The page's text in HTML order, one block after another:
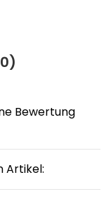
0)
Bewertung
Artikel: